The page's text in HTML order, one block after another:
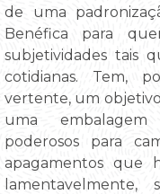
de uma
Benéfica para
subjetividades tais
cotidianas. Tem,
vertente, um
uma
poderosos para
apagamentos que
lamentavelmente,